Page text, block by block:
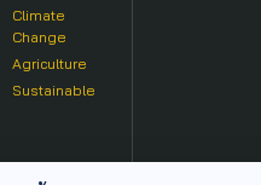
Climate
Change
Agriculture
Sustainable